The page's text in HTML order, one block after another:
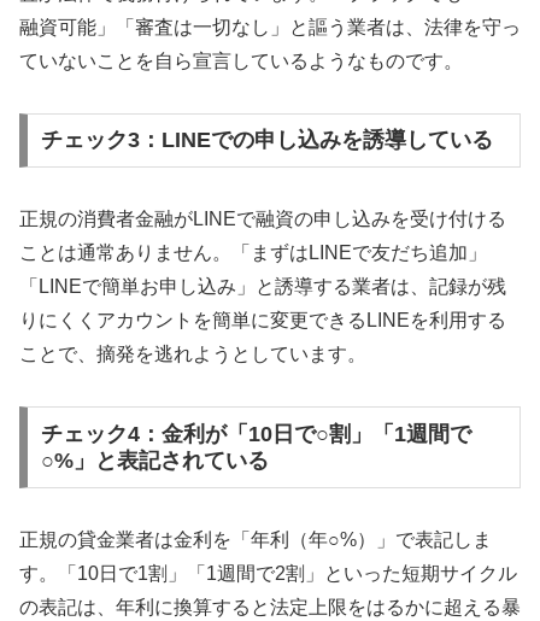
融資可能」「審査は一切なし」と謳う業者は、法律を守っ
ていないことを自ら宣言しているようなものです。
チェック3：LINEでの申し込みを誘導している
正規の消費者金融がLINEで融資の申し込みを受け付ける
ことは通常ありません。「まずはLINEで友だち追加」
「LINEで簡単お申し込み」と誘導する業者は、記録が残
りにくくアカウントを簡単に変更できるLINEを利用する
ことで、摘発を逃れようとしています。
チェック4：金利が「10日で○割」「1週間で
○%」と表記されている
正規の貸金業者は金利を「年利（年○%）」で表記しま
す。「10日で1割」「1週間で2割」といった短期サイクル
の表記は、年利に換算すると法定上限をはるかに超える暴